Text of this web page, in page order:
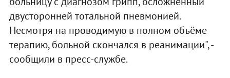
двусторонней тотальной пневмонией.
Несмотря на проводимую в полном объёме
терапию, больной скончался в реанимации", -
сообщили в пресс-службе.